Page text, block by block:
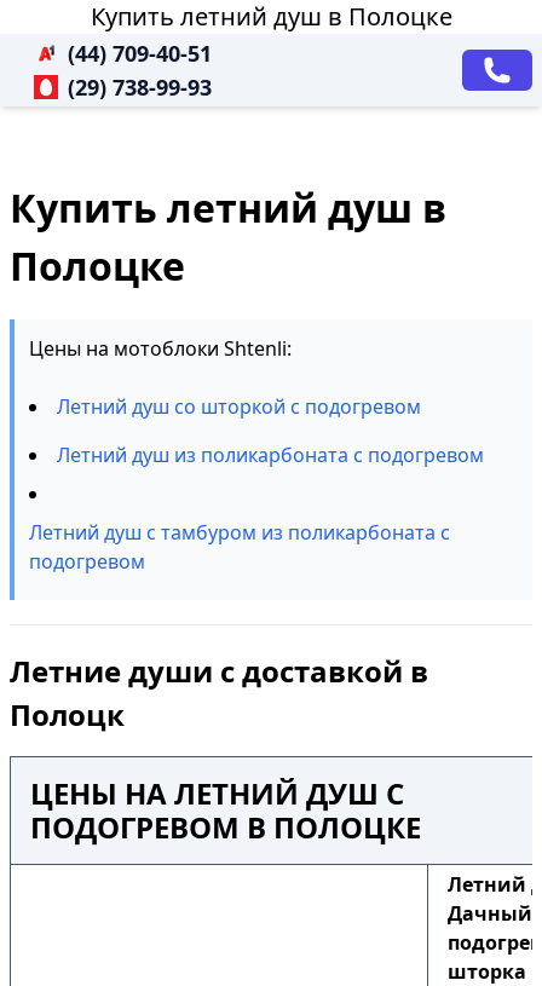
Купить летний душ в Полоцке
(44) 709-40-51
(29) 738-99-93
Купить летний душ в
Полоцке
Цены на мотоблоки Shtenli:
Летний душ со шторкой с подогревом
Летний душ из поликарбоната с подогревом
Летний душ с тамбуром из поликарбоната с
подогревом
Летние души с доставкой в
Полоцк
ЦЕНЫ НА ЛЕТНИЙ ДУШ С
ПОДОГРЕВОМ В ПОЛОЦКЕ
Летний
Дачный
шторка